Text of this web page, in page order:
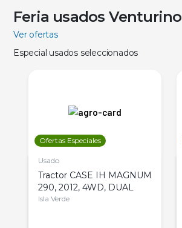
Feria usados Venturino
Ver ofertas
Especial usados seleccionados
Ofertas Especiales
Usado
Tractor CASE IH MAGNUM
290, 2012, 4WD, DUAL
Isla Verde